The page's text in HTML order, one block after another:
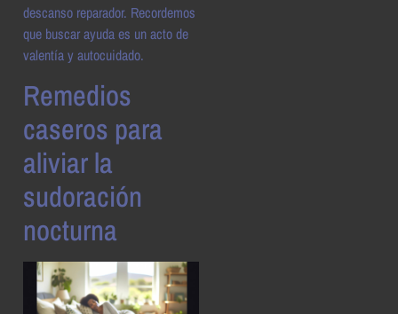
descanso reparador. Recordemos
que buscar ayuda es un acto de
valentía y autocuidado.
Remedios
caseros para
aliviar la
sudoración
nocturna